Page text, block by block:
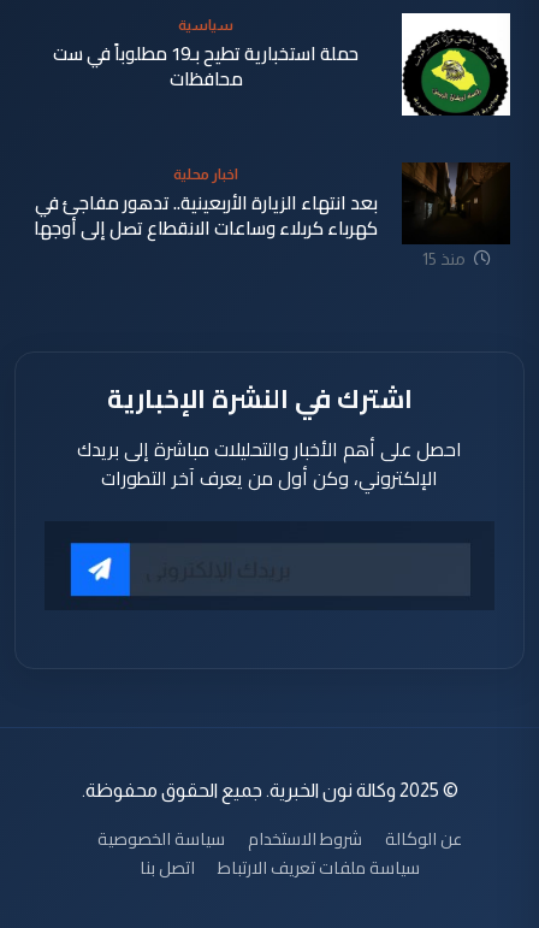
دقيقة
سياسية
حملة استخبارية تطيح بـ19 مطلوباً في ست
محافظات
منذ 15
اخبار محلية
بعد انتهاء الزيارة الأربعينية.. تدهور مفاجئ في
كهرباء كربلاء وساعات الانقطاع تصل إلى أوجها
اشترك في النشرة الإخبارية
احصل على أهم الأخبار والتحليلات مباشرة إلى بريدك
الإلكتروني، وكن أول من يعرف آخر التطورات
© 2025 وكالة نون الخبرية. جميع الحقوق محفوظة.
عن الوكالة شروط الاستخدام
سياسة الخصوصية
سياسة ملفات تعريف الارتباط
اتصل بنا